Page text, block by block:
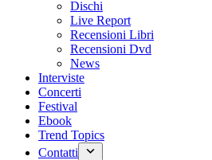
Dischi
Live Report
Recensioni Libri
Recensioni Dvd
News
Interviste
Concerti
Festival
Ebook
Trend Topics
Contatti